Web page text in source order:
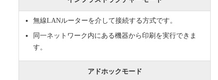
無線LANルーターを介して接続する方式です。
同一ネットワーク内にある機器から印刷を実行できま
す。
アドホックモード